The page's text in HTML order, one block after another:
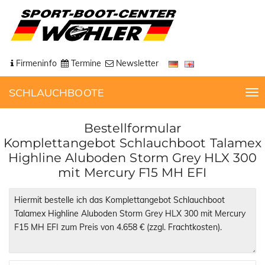
Firmeninfo Termine Newsletter
SCHLAUCHBOOTE
T
o
l
e
a
Bestellformular
Komplettangebot Schlauchboot Talamex
Highline Aluboden Storm Grey HLX 300
mit Mercury F15 MH EFI